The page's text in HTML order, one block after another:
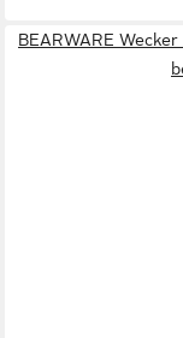
BEARWARE